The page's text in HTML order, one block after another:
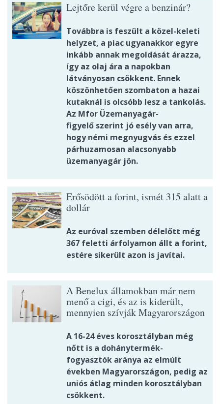
Lejtőre kerül végre a benzinár?
Továbbra is feszült a közel-keleti
helyzet, a piac ugyanakkor egyre
inkább annak megoldását árazza,
így az olaj ára a napokban
látványosan csökkent. Ennek
köszönhetően szombaton a hazai
kutaknál is olcsóbb lesz a tankolás.
Az Mfor Üzemanyagár-
figyelő szerint jó esély van arra,
hogy némi megnyugvás és ezzel
párhuzamosan alacsonyabb
üzemanyagár jön.
Erősödött a forint, ismét 315 alatt a
dollár
Az euróval szemben délelőtt még
367 feletti árfolyamon állt a forint,
estére sikerült azon is javítai.
A Benelux államokban már nem
menő a cigi, és az is kiderült,
mennyien szívják Magyarországon
A 16-24 éves korosztályban még
nőtt is a dohánytermék-
fogyasztók aránya az elmúlt
években Magyarországon, pedig az
uniós átlag minden korosztályban
csökkent.